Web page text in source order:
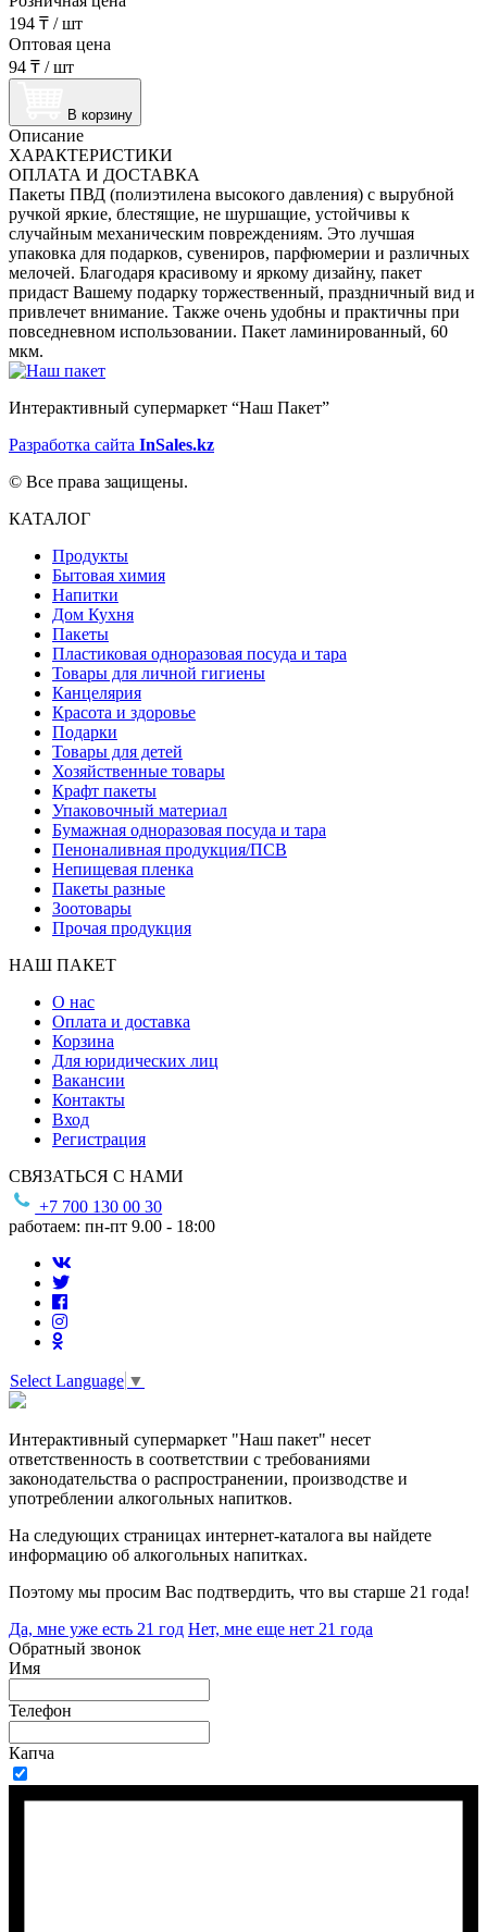
194 ₸ /шт
Оптовая цена
94 ₸ /шт
В корзину
Описание
ХАРАКТЕРИСТИКИ
ОПЛАТА И ДОСТАВКА
Пакеты ПВД (полиэтилена высокого давления) c вырубной
ручкой яркие, блестящие, не шуршащие, устойчивы к
случайным механическим повреждениям. Это лучшая
упаковка для подарков, сувениров, парфюмерии и различных
мелочей. Благодаря красивому и яркому дизайну, пакет
придаст Вашему подарку торжественный, праздничный вид и
привлечет внимание. Также очень удобны и практичны при
повседневном использовании. Пакет ламинированный, 60
мкм.
Интерактивный супермаркет “Наш Пакет”
Разработка сайта InSales.kz
© Все права защищены.
КАТАЛОГ
Продукты
Бытовая химия
Напитки
Дом Кухня
Пакеты
Пластиковая одноразовая посуда и тара
Товары для личной гигиены
Канцелярия
Красота и здоровье
Подарки
Товары для детей
Хозяйственные товары
Крафт пакеты
Упаковочный материал
Бумажная одноразовая посуда и тара
Пеноналивная продукция/ПСВ
Непищевая пленка
Пакеты разные
Зоотовары
Прочая продукция
НАШ ПАКЕТ
О нас
Оплата и доставка
Корзина
Для юридических лиц
Вакансии
Контакты
Вход
Регистрация
СВЯЗАТЬСЯ С НАМИ
+7 700 130 00 30
работаем: пн-пт 9.00 - 18:00
Select Language ▼
Интерактивный супермаркет "Наш пакет" несет
ответственность в соответствии с требованиями
законодательства о распространении, производстве и
употреблении алкогольных напитков.
На следующих страницах интернет-каталога вы найдете
информацию об алкогольных напитках.
Поэтому мы просим Вас подтвердить, что вы старше 21 года!
Да, мне уже есть 21 год Нет, мне еще нет 21 года
Обратный звонок
Имя
Телефон
Капча